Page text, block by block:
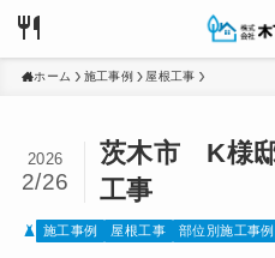
ホーム 施工事例 屋根工事
茨木市 K様
工事
2026
2/26
施工事例 屋根工事 部位別施工事例